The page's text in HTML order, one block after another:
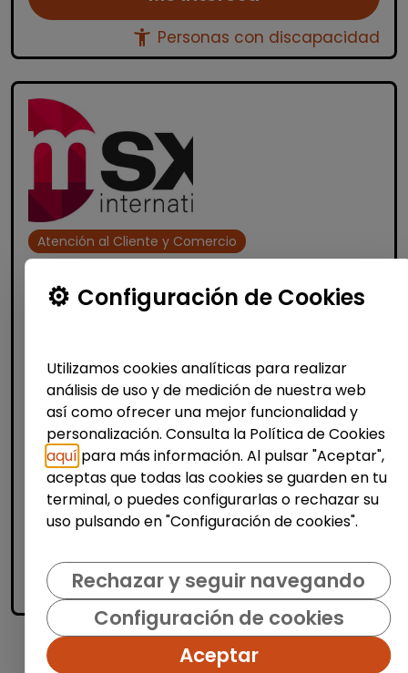
accessibility_new Personas con discapacidad
Atención al Cliente y Comercio
Agente de ventas y soporte (Madrid)
MSX Internacional | España(Madrid)
MSX International es el proveedor líder
mundial de soluciones comerciales
externalizadas para la industria automotriz
y opera en más de 80 países. La amplia
experienci...
accessibility_newPersonas con discapacidad
Configuración de Cookies
Utilizamos cookies analíticas para realizar
análisis de uso y de medición de nuestra web
así como ofrecer una mejor funcionalidad y
personalización. Consulta la Política de Cookies
aquí para más información. Al pulsar "Aceptar",
aceptas que todas las cookies se guarden en tu
terminal, o puedes configurarlas o rechazar su
uso pulsando en "Configuración de cookies".
Rechazar y seguir navegando
Configuración de cookies
Aceptar